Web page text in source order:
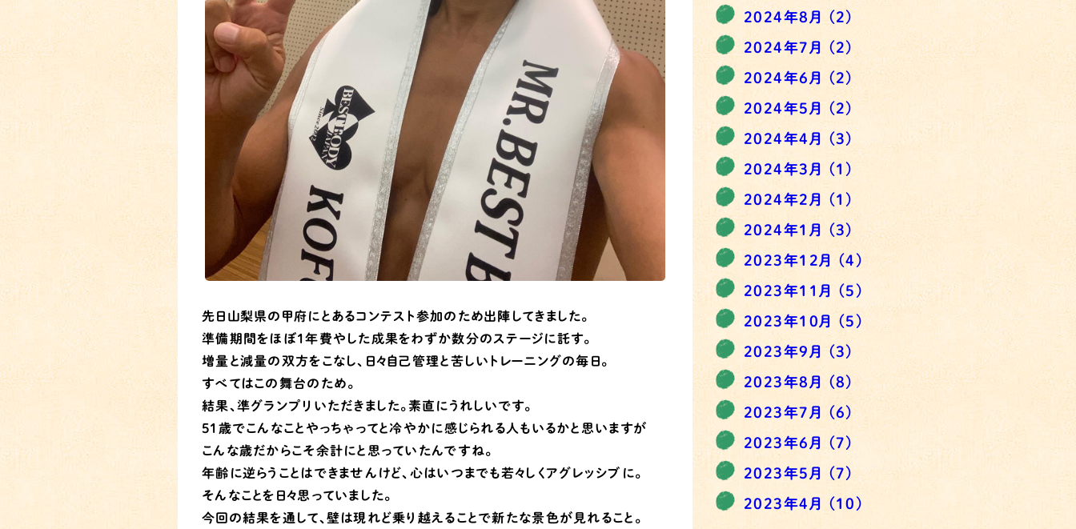
先日山梨県の甲府にとあるコンテスト参加のため出陣してきました。
準備期間をほぼ1年費やした成果をわずか数分のステージに託す。
増量と減量の双方をこなし、日々自己管理と苦しいトレーニングの毎日。
すべてはこの舞台のため。
結果、準グランプリいただきました。素直にうれしいです。
51歳でこんなことやっちゃってと冷やかに感じられる人もいるかと思いますが
こんな歳だからこそ余計にと思っていたんですね。
年齢に逆らうことはできませんけど、心はいつまでも若々しくアグレッシブに。
そんなことを日々思っていました。
今回の結果を通して、壁は現れど乗り越えることで新たな景色が見れること。
2024年8月 (2)
2024年7月 (2)
2024年6月 (2)
2024年5月 (2)
2024年4月 (3)
2024年3月 (1)
2024年2月 (1)
2024年1月 (3)
2023年12月 (4)
2023年11月 (5)
2023年10月 (5)
2023年9月 (3)
2023年8月 (8)
2023年7月 (6)
2023年6月 (7)
2023年5月 (7)
2023年4月 (10)